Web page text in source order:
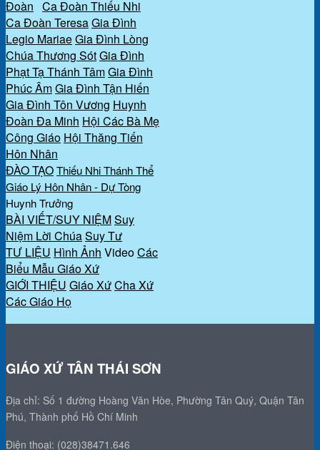
Đoàn Ca Đoàn Thiếu Nhi
Ca Đoàn TeresaGia Đình
Legio MariaeGia Đình Lòng
Chúa Thương SótGia Đình
Phạt Tạ Thánh TâmGia Đình
Phúc ÂmGia Đình Tận Hiến
Gia Đình Tôn Vương Huynh
Đoàn Đa Minh Hội Các Bà Mẹ
Công Giáo Hội Thăng Tiến
Hôn Nhân
ĐÀO TẠOThiếu Nhi Thánh Thể
Giáo Lý Hôn Nhân - Dự Tòng
Huynh Trưởng
BÀI VIẾT/SUY NIỆMSuy
Niệm Lời ChúaSuy Tư
TƯ LIỆU Hình Ảnh VideoCác
Biểu Mẫu Giáo Xứ
GIỚI THIỆU Giáo XứCha Xứ
Các Giáo Họ
GIÁO XỨ TÂN THÁI SƠN
Địa chỉ: Số 1 đường Hoàng Văn Hòe, Phường Tân Quý, Quận Tân
Phú, Thành phố Hồ Chí Minh
Điện thoại: (028)38471.646